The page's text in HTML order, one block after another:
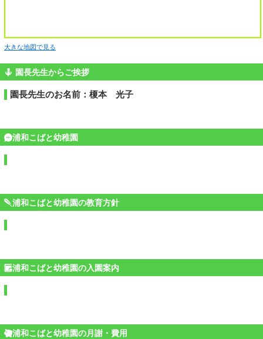
大きな地図で見る
園長先生からご挨拶
園長先生のお名前：榎本 光子
浦和こばと幼稚園
浦和こばと幼稚園の教育方針
浦和こばと幼稚園の入園案内
浦和こばと幼稚園の月謝・費用